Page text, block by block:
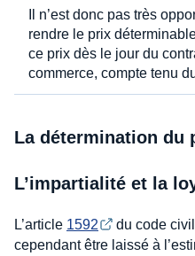
Il n’est donc pas très
rendre le prix
ce prix dès le jour du
commerce, compte tenu
La détermination du
L’impartialité et la
L’article 1592
du code
cependant être laissé à